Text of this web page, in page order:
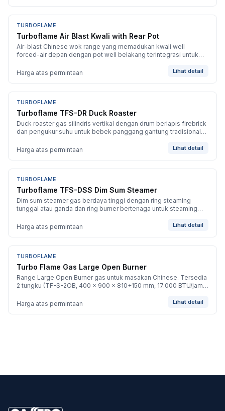
BARU
TURBOFLAME
Turboflame Air Blast Kwali with Rear Pot
Air-blast Chinese wok range yang memadukan kwali well
forced-air depan dengan pot well belakang terintegrasi untuk
Harga atas permintaan
Lihat detail
BARU
TURBOFLAME
Turboflame TFS-DR Duck Roaster
Duck roaster gas silindris vertikal dengan drum berlapis firebrick
dan pengukur suhu untuk bebek panggang gantung tradisional
Harga atas permintaan
Lihat detail
BARU
TURBOFLAME
Turboflame TFS-DSS Dim Sum Steamer
Dim sum steamer gas berdaya tinggi dengan ring steaming
tunggal atau ganda dan ring burner bertenaga untuk steaming
Harga atas permintaan
Lihat detail
BARU
TURBOFLAME
Turbo Flame Gas Large Open Burner
Range Large Open Burner gas untuk masakan Chinese. Tersedia
2 tungku (TF-S-2OB, 400 x 900 x 810+150 mm, 17.000 BTU/jam),
Harga atas permintaan
Lihat detail